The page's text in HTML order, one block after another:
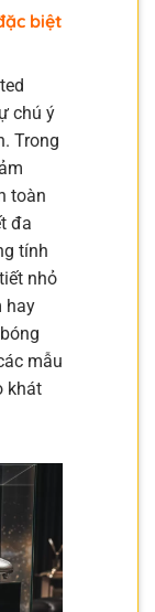
biệt
chú ý
Trong
toàn
đa
tính
nhỏ
hay
mẫu
khát